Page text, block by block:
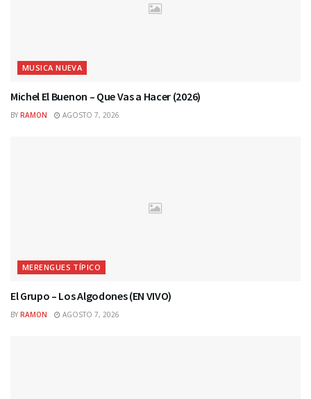
MUSICA NUEVA
Michel El Buenon – Que Vas a Hacer (2026)
BY RAMON AGOSTO 7, 2026
MERENGUES TÍPICO
El Grupo – Los Algodones (EN VIVO)
BY RAMON AGOSTO 7, 2026